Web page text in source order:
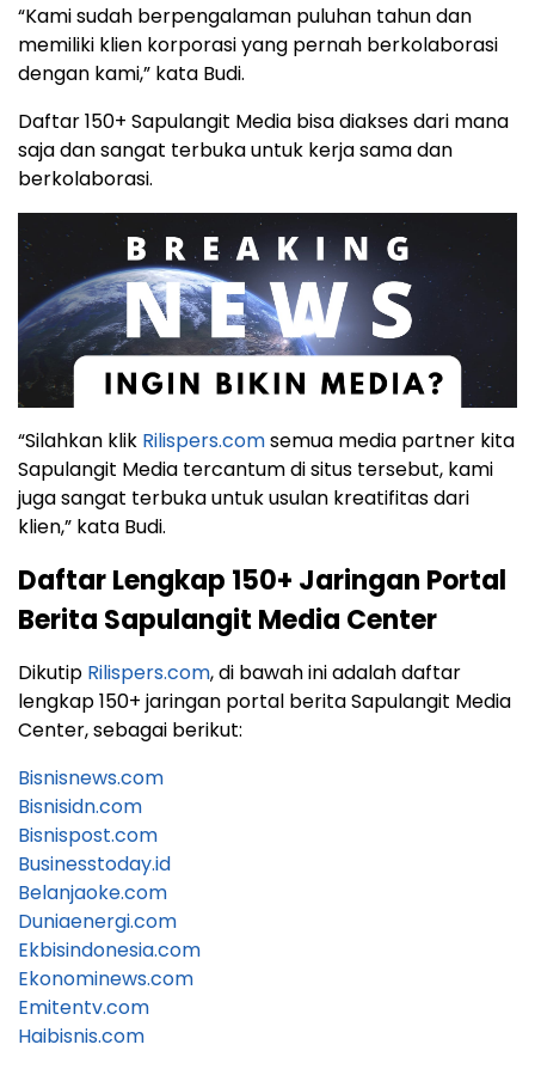
“Kami sudah berpengalaman puluhan tahun dan
memiliki klien korporasi yang pernah berkolaborasi
dengan kami,” kata Budi.
Daftar 150+ Sapulangit Media bisa diakses dari mana
saja dan sangat terbuka untuk kerja sama dan
berkolaborasi.
“Silahkan klik Rilispers.comsemua media partner kita
Sapulangit Media tercantum di situs tersebut, kami
juga sangat terbuka untuk usulan kreatifitas dari
klien,” kata Budi.
Daftar Lengkap 150+ Jaringan Portal
Berita Sapulangit Media Center
Dikutip Rilispers.com, di bawah ini adalah daftar
lengkap 150+ jaringan portal berita Sapulangit Media
Center, sebagai berikut:
Bisnisnews.com
Bisnisidn.com
Bisnispost.com
Businesstoday.id
Belanjaoke.com
Duniaenergi.com
Ekbisindonesia.com
Ekonominews.com
Emitentv.com
Haibisnis.com